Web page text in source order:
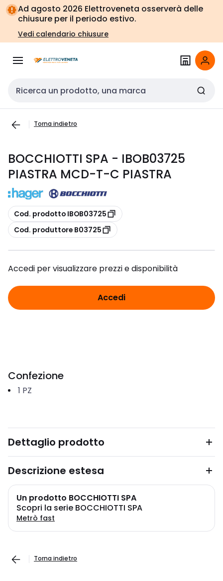
Vai alla
navigazione
Vai
alla
pagina
Ad agosto 2026 Elettroveneta osserverà delle
chiusure per il periodo estivo.
Vedi calendario chiusure
Cerca input
Torna indietro
BOCCHIOTTI SPA - IBOB03725
PIASTRA MCD-T-C PIASTRA
copia
Cod. prodotto IBOB03725
copia
Cod. produttore B03725
Accedi per visualizzare prezzi e disponibilità
Accedi
Confezione
1 PZ
Dettaglio prodotto
Descrizione estesa
Un prodotto BOCCHIOTTI SPA
Scopri la serie BOCCHIOTTI SPA
Metrò fast
Torna indietro